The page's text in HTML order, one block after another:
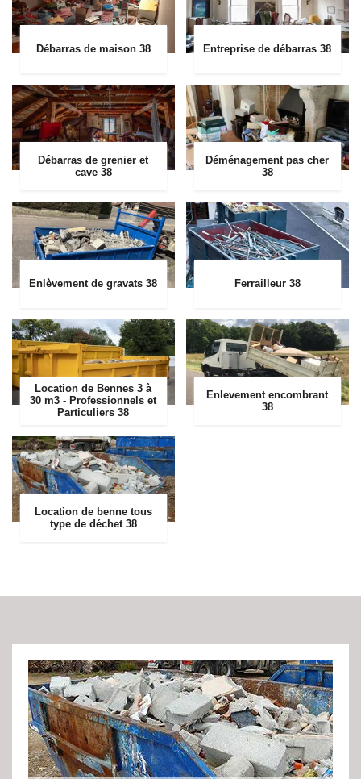
Débarras de maison 38 Entreprise de débarras 38
Débarras de grenier et
cave 38
Déménagement pas cher
38
Enlèvement de gravats 38 Ferrailleur 38
Location de Bennes 3 à
30 m3 - Professionnels et
Particuliers 38
Enlevement encombrant
38
Location de benne tous
type de déchet 38